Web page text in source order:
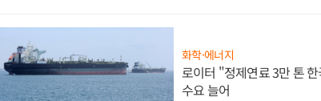
화학·에너지
로이터 "정제연료 3만 톤
수요 늘어